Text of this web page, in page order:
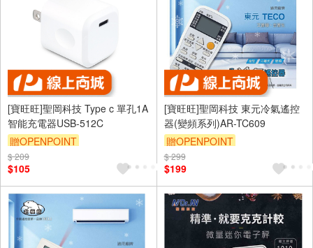
[寶旺旺]聖岡科技 Type c 單孔1A
智能充電器USB-512C
贈OPENPOINT
$ 209
$105
[寶旺旺]聖岡科技 東元冷氣遙控
器(變頻系列)AR-TC609
贈OPENPOINT
$ 299
$199